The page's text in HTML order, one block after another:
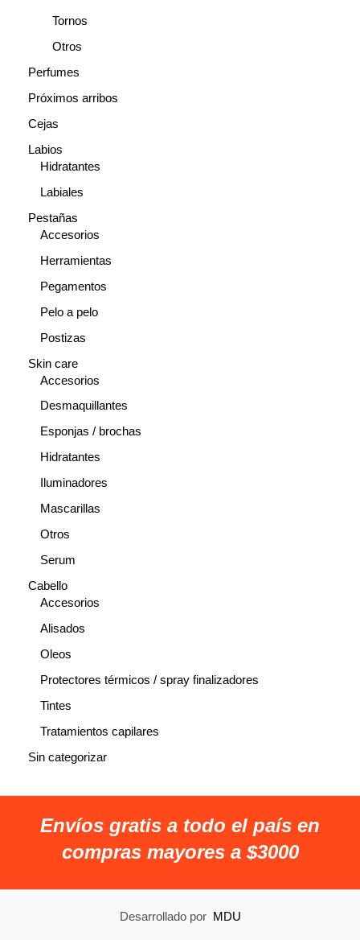
Tornos
Otros
Perfumes
Próximos arribos
Cejas
Labios
Hidratantes
Labiales
Pestañas
Accesorios
Herramientas
Pegamentos
Pelo a pelo
Postizas
Skin care
Accesorios
Desmaquillantes
Esponjas / brochas
Hidratantes
Iluminadores
Mascarillas
Otros
Serum
Cabello
Accesorios
Alisados
Oleos
Protectores térmicos / spray finalizadores
Tintes
Tratamientos capilares
Sin categorizar
Envíos gratis a todo el país en
compras mayores a $3000
Desarrollado por MDU